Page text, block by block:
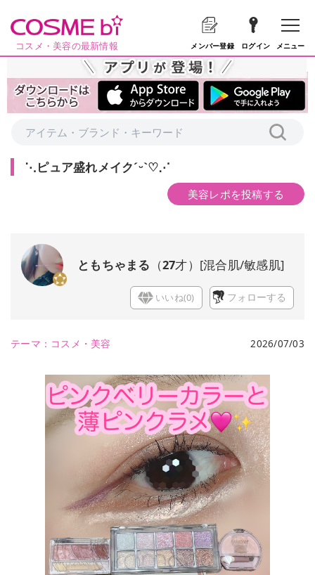
コスメ・美容の最新情報 メンバー登録 ログイン メニュー
⋱ピュア盛れメイクˊᵕˋ♡⋰
美容レポを投稿する
ともちゃまる （27才） [混合肌/敏感肌]
いいね(0) フォローする
テーマ： コスメ・美容 2026/07/03